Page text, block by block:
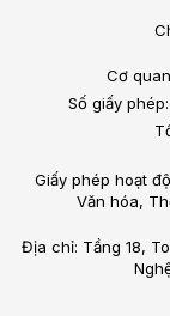
Cơ
Số giấy
Giấy phép hoạt
Văn hóa,
Địa chỉ: Tầng 18,